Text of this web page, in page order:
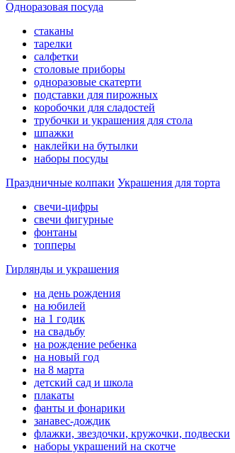
Одноразовая посуда
стаканы
тарелки
салфетки
столовые приборы
одноразовые скатерти
подставки для пирожных
коробочки для сладостей
трубочки и украшения для стола
шпажки
наклейки на бутылки
наборы посуды
Праздничные колпаки Украшения для торта
свечи-цифры
свечи фигурные
фонтаны
топперы
Гирлянды и украшения
на день рождения
на юбилей
на 1 годик
на свадьбу
на рождение ребенка
на новый год
на 8 марта
детский сад и школа
плакаты
фанты и фонарики
занавес-дождик
флажки, звездочки, кружочки, подвески
наборы украшений на скотче